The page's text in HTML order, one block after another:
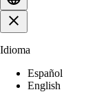
Idioma
Español
English